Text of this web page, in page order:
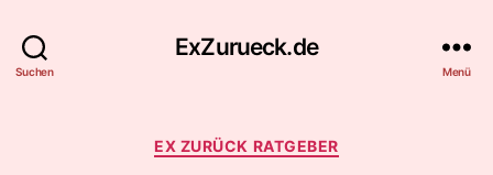
Suchen
ExZurueck.de
Menü
Kategorien
EX ZURÜCK RATGEBER